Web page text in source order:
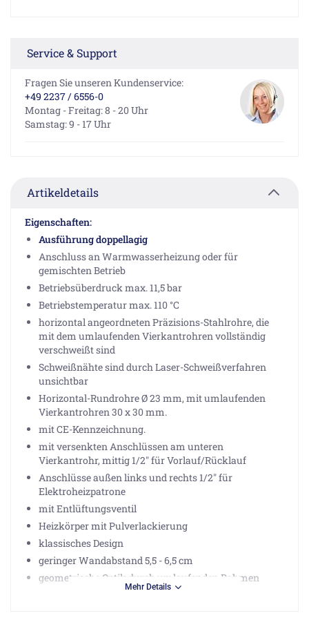
Service & Support
Fragen Sie unseren Kundenservice:
+49 2237 / 6556-0
Montag - Freitag: 8 - 20 Uhr
Samstag: 9 - 17 Uhr
Artikeldetails
Eigenschaften:
Ausführung doppellagig
Anschluss an Warmwasserheizung oder für
gemischten Betrieb
Betriebsüberdruck max. 11,5 bar
Betriebstemperatur max. 110 °C
horizontal angeordneten Präzisions-Stahlrohre, die
mit dem umlaufenden Vierkantrohren vollständig
verschweißt sind
Schweißnähte sind durch Laser-Schweißverfahren
unsichtbar
Horizontal-Rundrohre Ø 23 mm, mit umlaufenden
Vierkantrohren 30 x 30 mm.
mit CE-Kennzeichnung.
mit versenkten Anschlüssen am unteren
Vierkantrohr, mittig 1/2" für Vorlauf/Rücklauf
Anschlüsse außen links und rechts 1/2" für
Elektroheizpatrone
mit Entlüftungsventil
Heizkörper mit Pulverlackierung
klassisches Design
geringer Wandabstand 5,5 - 6,5 cm
geometrische Optik durch umlaufenden Rahmen
Mehr Details